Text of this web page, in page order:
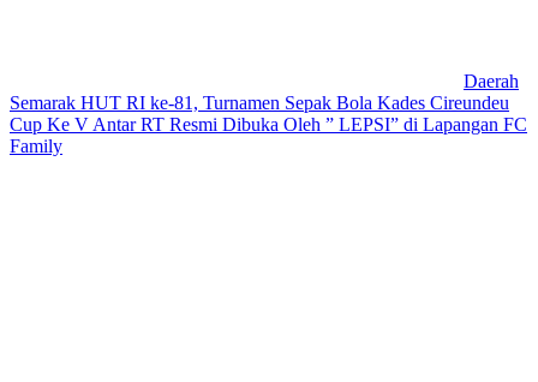
Daerah
Semarak HUT RI ke-81, Turnamen Sepak Bola Kades Cireundeu
Cup Ke V Antar RT Resmi Dibuka Oleh ” LEPSI” di Lapangan FC
Family